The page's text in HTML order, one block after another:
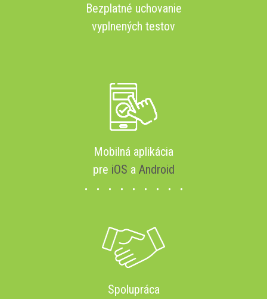
Bezplatné uchovanie
vyplnených testov
Mobilná aplikácia
pre iOS a Android
Spolupráca